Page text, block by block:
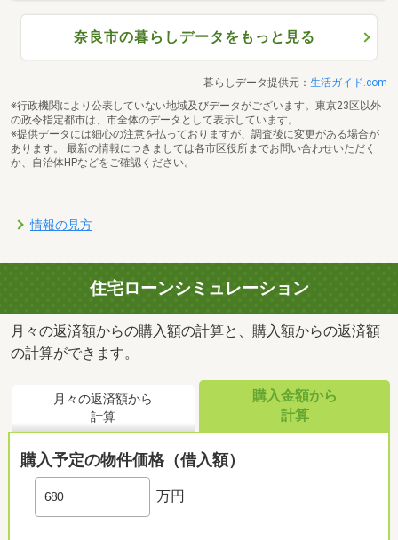
奈良市の暮らしデータをもっと見る
暮らしデータ提供元： 生活ガイド.com
※行政機関により公表していない地域及びデータがございます。東京23区以外
の政令指定都市は、市全体のデータとして表示しています。
※提供データには細心の注意を払っておりますが、調査後に変更がある場合が
あります。 最新の情報につきましては各市区役所までお問い合わせいただく
か、自治体HPなどをご確認ください。
情報の見方
住宅ローンシミュレーション
月々の返済額からの購入額の計算と、購入額からの返済額
の計算ができます。
月々の返済額から
計算
購入金額から
計算
購入予定の物件価格（借入額）
万円